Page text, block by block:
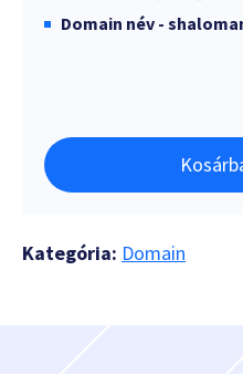
Domain név -
Kategória: Domain